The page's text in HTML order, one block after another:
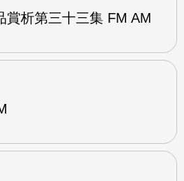
賞析第三十三集 FM AM